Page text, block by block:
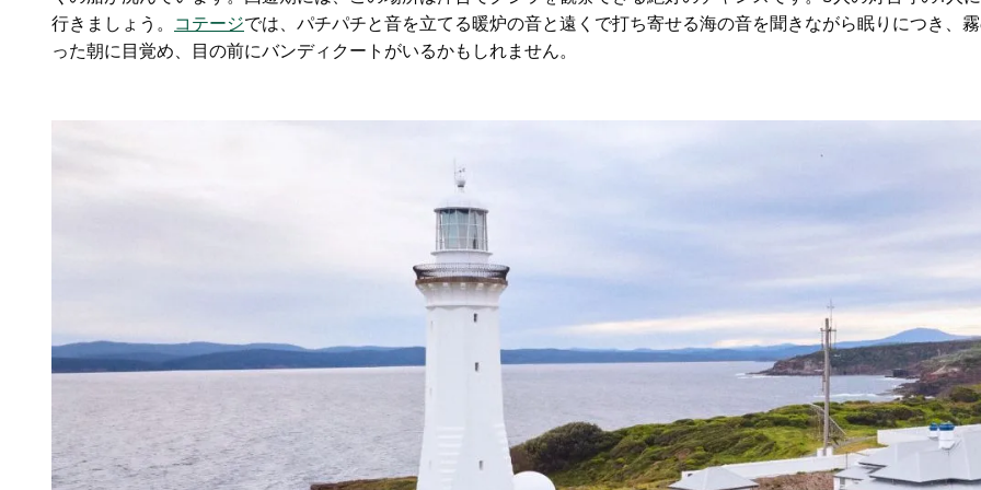
行きましょう。
コテージでは、パチパチと音を立てる暖炉の音と遠くで打ち寄せる海の音を聞きながら眠りにつき、
った朝に目覚め、目の前にバンディクートがいるかもしれません。